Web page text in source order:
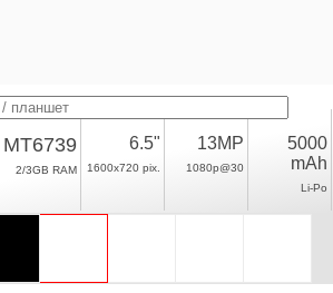
M02
MT6739
2/3GB RAM
6.5"
1600x720 pix.
13MP
1080p@30
5000
mAh
Li-Po